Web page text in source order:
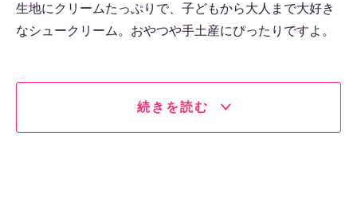
生地にクリームたっぷりで、子どもから大人まで大好き
なシュークリーム。おやつや手土産にぴったりですよ。
続きを読む